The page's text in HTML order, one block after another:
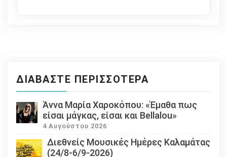
ΔΙΑΒΆΣΤΕ ΠΕΡΙΣΣΌΤΕΡΑ
Άννα Μαρία Χαροκόπου: «Έμαθα πως
είσαι μάγκας, είσαι και Bellalou»
4 Αυγούστου 2026
Διεθνείς Μουσικές Ημέρες Καλαμάτας
(24/8-6/9-2026)